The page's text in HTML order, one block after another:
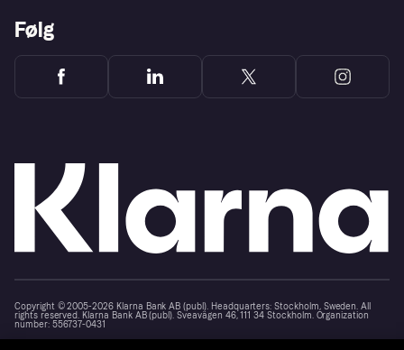
Følg
Copyright © 2005-2026 Klarna Bank AB (publ). Headquarters: Stockholm, Sweden. All
rights reserved. Klarna Bank AB (publ). Sveavägen 46, 111 34 Stockholm. Organization
number: 556737-0431